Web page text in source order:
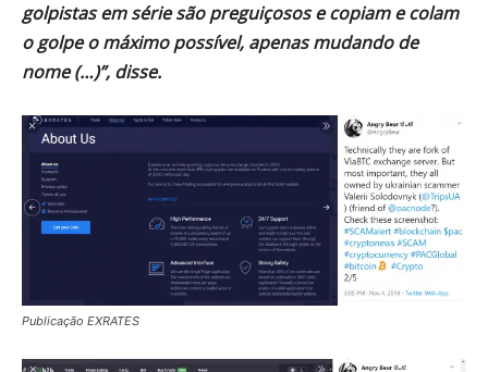
golpistas em série são preguiçosos e copiam e colam
o golpe o máximo possível, apenas mudando de
nome (…)”, disse.
Publicação EXRATES